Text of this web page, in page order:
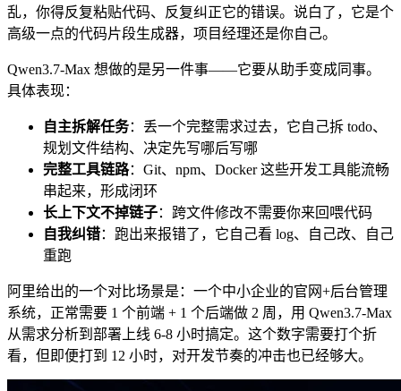
乱，你得反复粘贴代码、反复纠正它的错误。说白了，它是个
高级一点的代码片段生成器，项目经理还是你自己。
Qwen3.7-Max 想做的是另一件事——它要从助手变成同事。
具体表现：
自主拆解任务：丢一个完整需求过去，它自己拆 todo、
规划文件结构、决定先写哪后写哪
完整工具链路：Git、npm、Docker 这些开发工具能流畅
串起来，形成闭环
长上下文不掉链子：跨文件修改不需要你来回喂代码
自我纠错：跑出来报错了，它自己看 log、自己改、自己
重跑
阿里给出的一个对比场景是：一个中小企业的官网+后台管理
系统，正常需要 1 个前端 + 1 个后端做 2 周，用 Qwen3.7-Max
从需求分析到部署上线 6-8 小时搞定。这个数字需要打个折
看，但即便打到 12 小时，对开发节奏的冲击也已经够大。